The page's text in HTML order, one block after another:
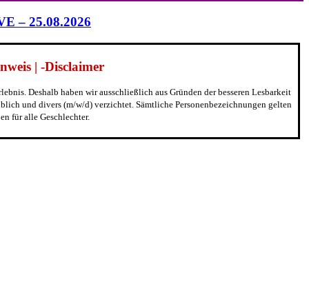
– 25.08.2026
| -Disclaimer
Deshalb haben wir ausschließlich aus Gründen der besseren Lesbarkeit
und divers (m/w/d) verzichtet. Sämtliche Personenbezeichnungen gelten
für alle Geschlechter.